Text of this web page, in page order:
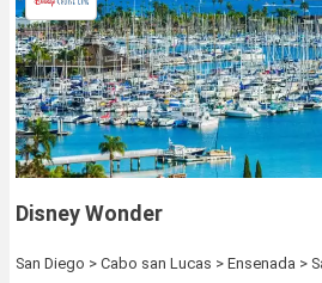
Disney Wonder
San Diego > Cabo san Lucas > Ensenada >